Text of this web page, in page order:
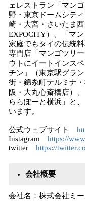
ェレストラン「マン
野・東京ドームシテ
崎・大宮・さいたま
EXPOCITY）、「マ
家庭でもタイの伝統
専門店「マンゴツリ
ウトにイートインス
チン」（東京駅グラ
街・錦糸町テルミナ
阪・大丸心斎橋店）
ららぽーと横浜」と
います。
公式ウェブサイト
Instagram https://
twitter https://
会社概要
会社名：株式会社ミ